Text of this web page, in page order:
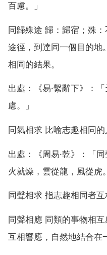
百慮。」
同歸殊途 歸：歸宿；殊
途徑，到達同一個目的地
相同的結果。
出處：《易·繫辭下》：
慮。」
同氣相求 比喻志趣相同的
出處：《周易·乾》：「
火就燥，雲從龍，風從虎
同聲相求 指志趣相同者互
同聲相應 同類的事物相
互相響應，自然地結合在